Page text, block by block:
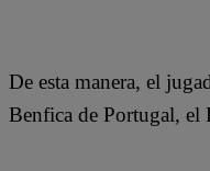
De esta manera, el
Benfica de Portugal, el